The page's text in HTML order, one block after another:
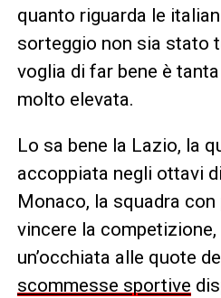
quanto riguarda le
sorteggio non sia stato
voglia di far bene è
molto elevata.
Lo sa bene la Lazio, la
accoppiata negli ottavi
Monaco, la squadra
vincere la competizione,
un’occhiata alle quote del
scommesse sportive